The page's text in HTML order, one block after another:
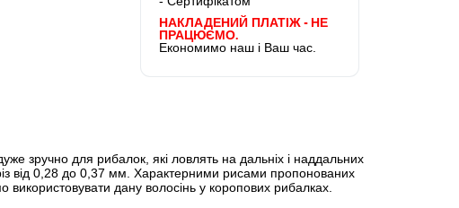
НАКЛАДЕНИЙ ПЛАТІЖ - НЕ
ПРАЦЮЄМО.
Економимо наш і Ваш час.
зручно для рибалок, які ловлять на дальніх і наддальних
від 0,28 до 0,37 мм. Характерними рисами пропонованих
використовувати дану волосінь у коропових рибалках.